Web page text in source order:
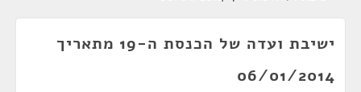
ישיבת ועדה של הכנסת ה-19 מתאריך
06/01/2014